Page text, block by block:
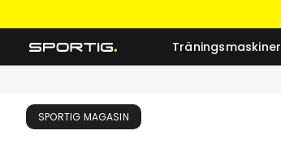
Träningsmaskiner
SPORTIG MAGASIN